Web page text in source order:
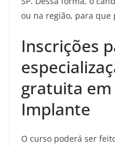
ou na região, para que
Inscrições
gratuita
Implante
O curso poderá ser